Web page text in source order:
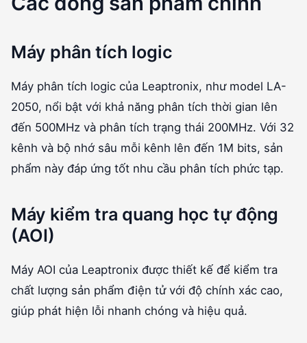
Máy phân tích logic
Máy phân tích logic của Leaptronix, như model LA-
2050, nổi bật với khả năng phân tích thời gian lên
đến 500MHz và phân tích trạng thái 200MHz. Với 32
kênh và bộ nhớ sâu mỗi kênh lên đến 1M bits, sản
phẩm này đáp ứng tốt nhu cầu phân tích phức tạp.
Máy kiểm tra quang học tự động
(AOI)
Máy AOI của Leaptronix được thiết kế để kiểm tra
chất lượng sản phẩm điện tử với độ chính xác cao,
giúp phát hiện lỗi nhanh chóng và hiệu quả.